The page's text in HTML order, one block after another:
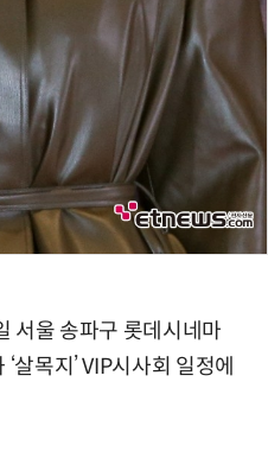
서울 송파구 롯데시네마
살목지’ VIP시사회 일정에